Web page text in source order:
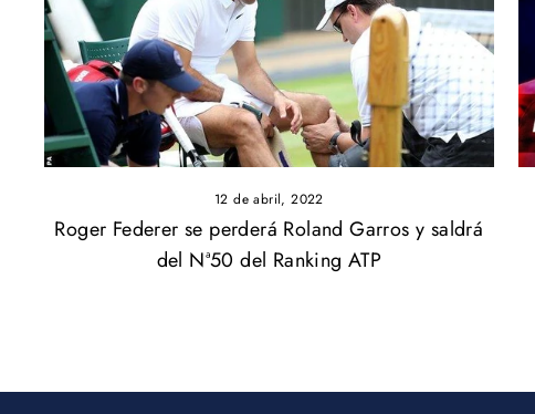
12 de abril, 2022
Roger Federer se perderá Roland Garros y saldrá
del Nª50 del Ranking ATP